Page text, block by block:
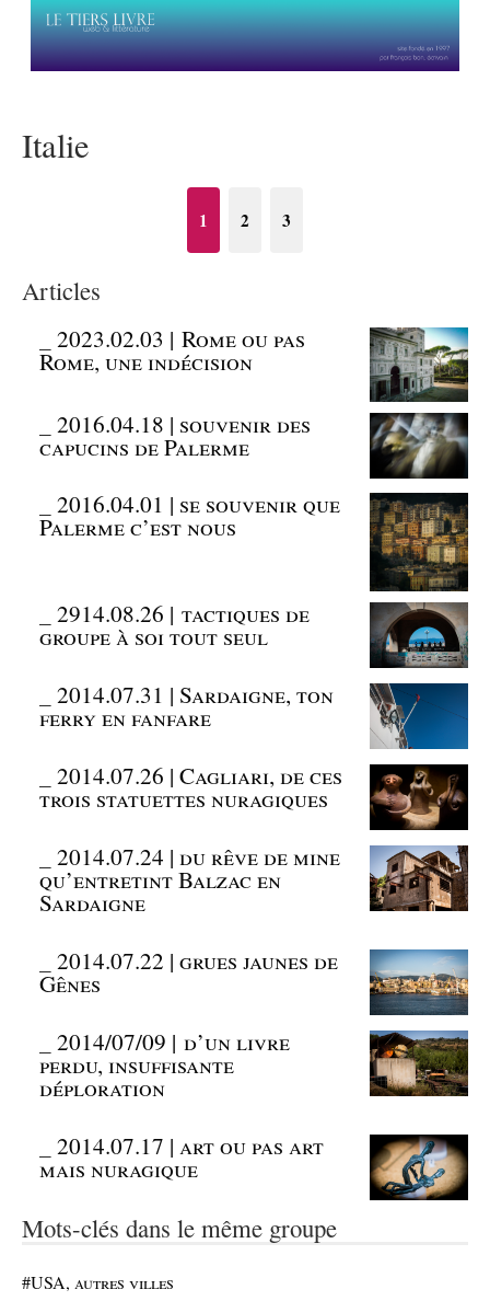
Italie
1 2 3
Articles
_2023.02.03 | Rome ou pas
Rome, une indécision
_2016.04.18 | souvenir des
capucins de Palerme
_2016.04.01 | se souvenir que
Palerme c’est nous
_2914.08.26 | tactiques de
groupe à soi tout seul
_2014.07.31 | Sardaigne, ton
ferry en fanfare
_2014.07.26 | Cagliari, de ces
trois statuettes nuragiques
_2014.07.24 | du rêve de mine
qu’entretint Balzac en
Sardaigne
_2014.07.22 | grues jaunes de
Gênes
_2014/07/09 | d’un livre
perdu, insuffisante
déploration
_2014.07.17 | art ou pas art
mais nuragique
Mots-clés dans le même groupe
#USA, autres villes